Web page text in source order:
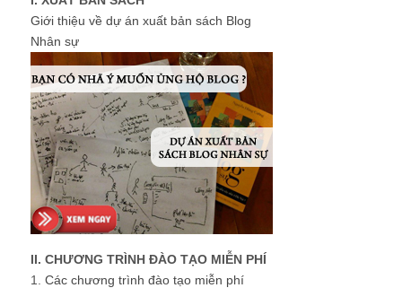
Giới thiệu về dự án xuất bản sách Blog
Nhân sự
II. CHƯƠNG TRÌNH ĐÀO TẠO MIỄN PHÍ
1. Các chương trình đào tạo miễn phí